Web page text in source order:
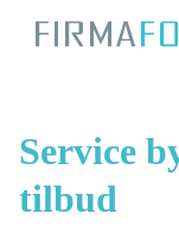
Service
tilbud